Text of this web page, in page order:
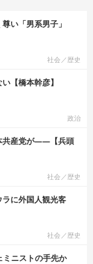
い「男系男子」
社会／歴史
【橋本幹彦】
政治
共産党が――【兵頭
社会／歴史
に外国人観光客
社会／歴史
ニストの手先か